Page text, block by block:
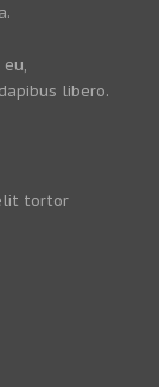
libero.
tortor